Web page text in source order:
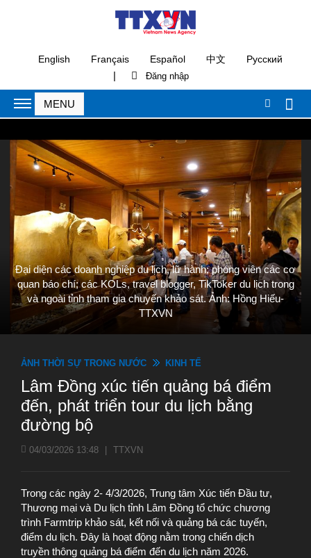
English Français Español 中文 Русский
|
Đại diện các doanh nghiệp du lịch, lữ hành; phóng viên các cơ
quan báo chí; các KOLs, travel blogger, TikToker du lịch trong
và ngoài tỉnh tham gia chuyến khảo sát. Ảnh: Hồng Hiếu-
TTXVN
ẢNH THỜI SỰ TRONG NƯỚC KINH TẾ
Lâm Đồng xúc tiến quảng bá điểm
đến, phát triển tour du lịch bằng
đường bộ
04/03/2026 13:48 TTXVN
Trong các ngày 2- 4/3/2026, Trung tâm Xúc tiến Đầu tư,
Thương mại và Du lịch tỉnh Lâm Đồng tổ chức chương
trình Farmtrip khảo sát, kết nối và quảng bá các tuyến,
điểm du lịch. Đây là hoạt động nằm trong chiến dịch
truyền thông quảng bá điểm đến du lịch năm 2026.